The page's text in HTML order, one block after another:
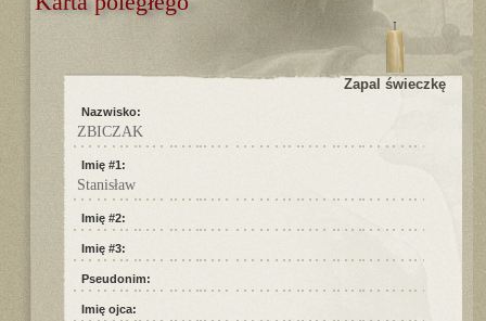
Zapal świeczkę
Nazwisko:
ZBICZAK
Imię #1:
Stanisław
Imię #2:
Imię #3:
Pseudonim:
Imię ojca: